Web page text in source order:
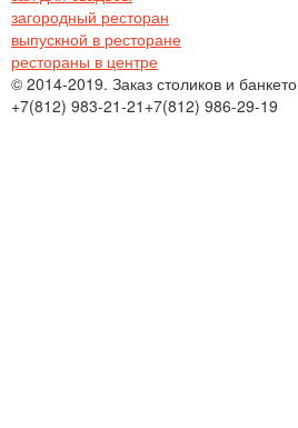
загородный ресторан
выпускной в ресторане
рестораны в центре
© 2014-2019. Заказ столиков и
+7(812) 983-21-21 +7(812) 986-29-19